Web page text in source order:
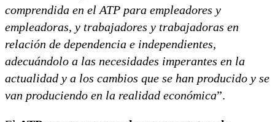
comprendida en el ATP para empleadores y
empleadoras, y trabajadores y trabajadoras en
relación de dependencia e independientes,
adecuándolo a las necesidades imperantes en la
actualidad y a los cambios que se han producido y se
van produciendo en la realidad económica”.